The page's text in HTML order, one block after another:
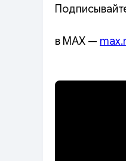
в MAX —